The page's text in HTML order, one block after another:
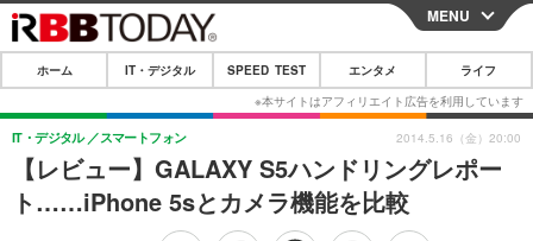
CLOSE
ホーム
IT・デジタル
IT・デジタルTOP スマートフォン
ガジェット・ツール
SPEED TEST
MENU
ホーム IT・デジタル SPEED TEST エンタメ ライフ
【レビュー】GALAXY S5ハンドリングレポー
ト……iPhone 5sとカメラ機能を比較
IT・デジタル スマートフォン 2014.5.16（金）20:00